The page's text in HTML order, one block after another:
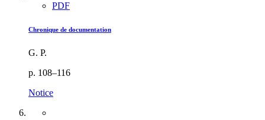
PDF
Chronique de documentation
G. P.
p. 108–116
Notice